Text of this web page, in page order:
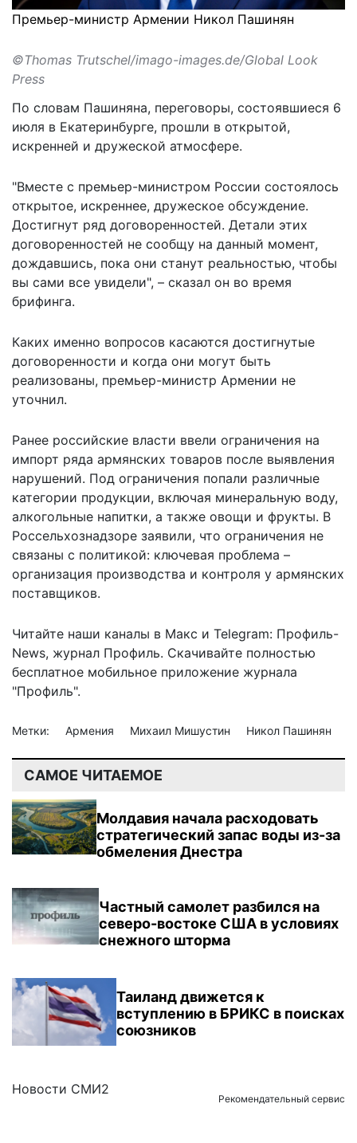
Премьер-министр Армении Никол Пашинян
©Thomas Trutschel/imago-images.de/Global Look
Press
По словам Пашиняна, переговоры, состоявшиеся 6
июля в Екатеринбурге, прошли в открытой,
искренней и дружеской атмосфере.
"Вместе с премьер-министром России состоялось
открытое, искреннее, дружеское обсуждение.
Достигнут ряд договоренностей. Детали этих
договоренностей не сообщу на данный момент,
дождавшись, пока они станут реальностью, чтобы
вы сами все увидели", – сказал он во время
брифинга.
Каких именно вопросов касаются достигнутые
договоренности и когда они могут быть
реализованы, премьер-министр Армении не
уточнил.
Ранее российские власти ввели ограничения на
импорт ряда армянских товаров после выявления
нарушений. Под ограничения попали различные
категории продукции, включая минеральную воду,
алкогольные напитки, а также овощи и фрукты. В
Россельхознадзоре заявили, что ограничения не
связаны с политикой: ключевая проблема –
организация производства и контроля у армянских
поставщиков.
Читайте наши каналы в Макс и Telegram: Профиль-
News, журнал Профиль. Скачивайте полностью
бесплатное мобильное приложение журнала
"Профиль".
Метки: Армения Михаил Мишустин Никол Пашинян
САМОЕ ЧИТАЕМОЕ
Молдавия начала расходовать
стратегический запас воды из-за
обмеления Днестра
Частный самолет разбился на
северо-востоке США в условиях
снежного шторма
Таиланд движется к
вступлению в БРИКС в поисках
союзников
Новости СМИ2
Рекомендательный сервис